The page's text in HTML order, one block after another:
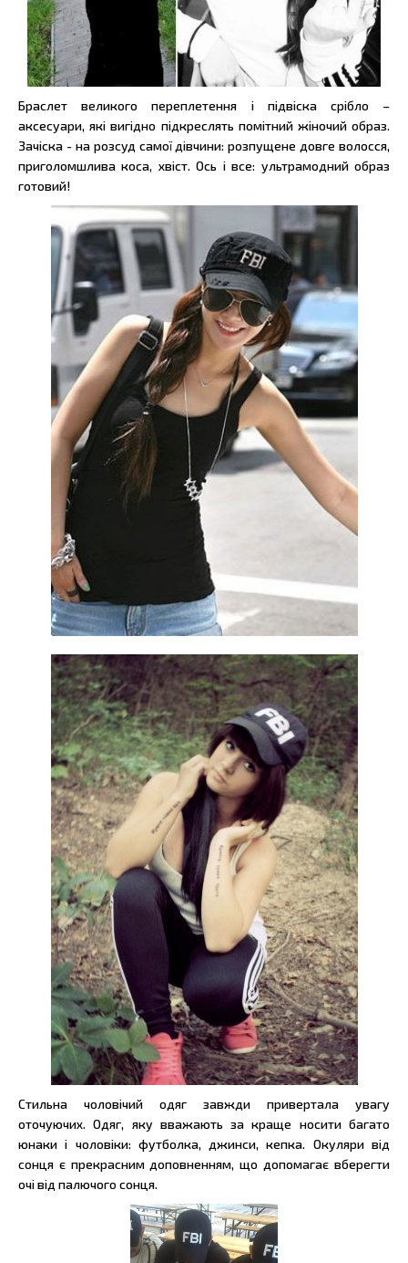
Браслет великого переплетення і підвіска срібло –
аксесуари, які вигідно підкреслять помітний жіночий образ.
Зачіска - на розсуд самої дівчини: розпущене довге волосся,
приголомшлива коса, хвіст. Ось і все: ультрамодний образ
готовий!
Стильна чоловічий одяг завжди привертала увагу
оточуючих. Одяг, яку вважають за краще носити багато
юнаки і чоловіки: футболка, джинси, кепка. Окуляри від
сонця є прекрасним доповненням, що допомагає вберегти
очі від палючого сонця.